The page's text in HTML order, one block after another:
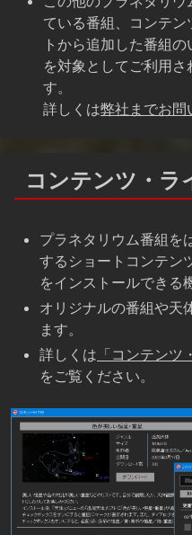
ている番組、コンテ
トから追加した番組
を対象としてご利用
す。
詳しくは弊社までお問
コンテンツ・ラ
プラネタリウム番組を
するショートコンテン
をインストールできる
オリジナルの番組や天
ます。
詳しくは 「コンテンツ
をご覧ください。